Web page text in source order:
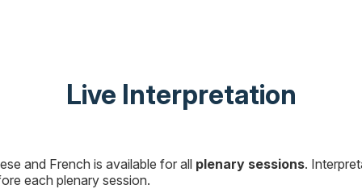
Live Interpretation
and French is available for all plenary sessions.
each plenary session.